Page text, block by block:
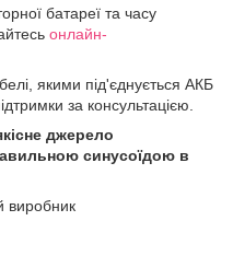
батареї та часу
онлайн-
якими під'єднується АКБ
за консультацією.
джерело
синусоїдою в
виробник